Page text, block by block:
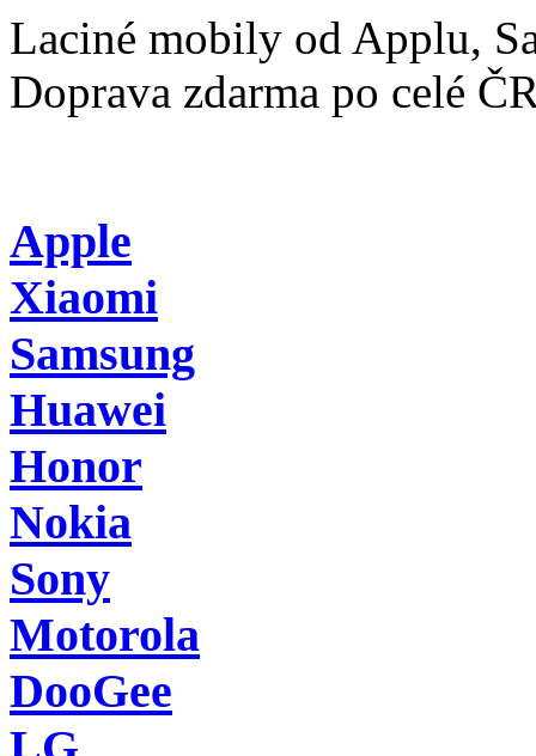
Laciné mobily od Applu,
Doprava zdarma po celé
Apple
Xiaomi
Samsung
Huawei
Honor
Nokia
Sony
Motorola
DooGee